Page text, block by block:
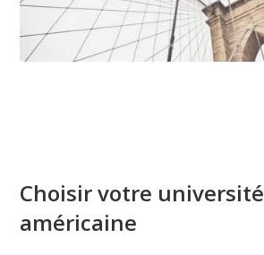
Choisir votre université
américaine